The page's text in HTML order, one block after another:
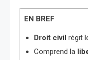
EN BREF
Droit civil régit
Comprend la